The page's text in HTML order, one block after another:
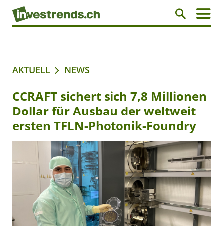
AKTUELL NEWS
CCRAFT sichert sich 7,8 Millionen
Dollar für Ausbau der weltweit
ersten TFLN-Photonik-Foundry